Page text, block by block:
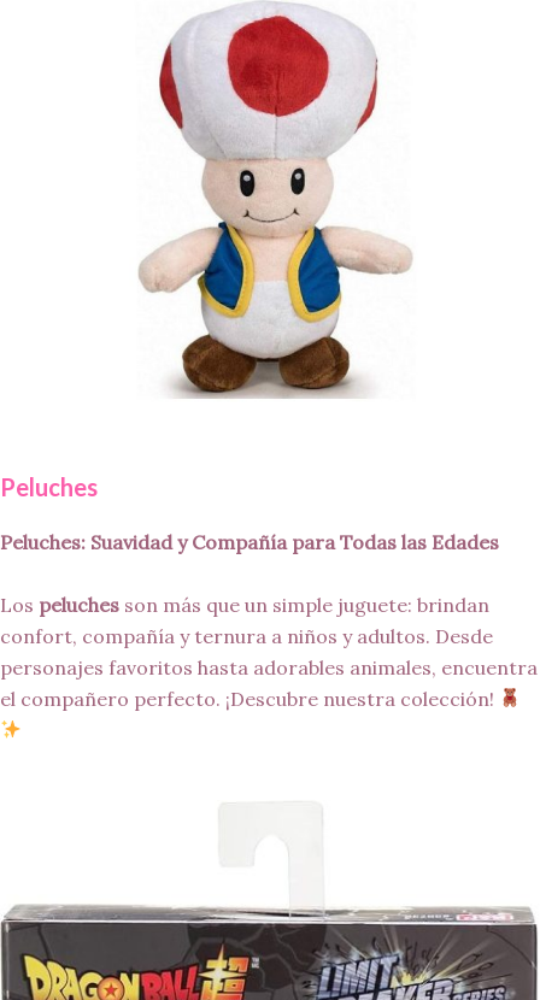
Peluches
Peluches: Suavidad y Compañía para Todas las Edades
Los peluches son más que un simple juguete: brindan
confort, compañía y ternura a niños y adultos. Desde
personajes favoritos hasta adorables animales, encuentra
el compañero perfecto. ¡Descubre nuestra colección!